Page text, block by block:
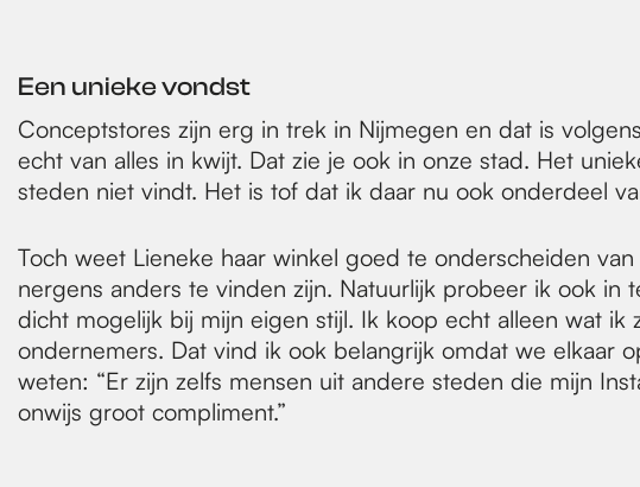
Een unieke vondst
Conceptstores zijn erg in trek in Nijmegen en dat is
echt van alles in kwijt. Dat zie je ook in onze stad. Het
steden niet vindt. Het is tof dat ik daar nu ook onderdeel
Toch weet Lieneke haar winkel goed te onderscheiden
nergens anders te vinden zijn. Natuurlijk probeer ik ook
dicht mogelijk bij mijn eigen stijl. Ik koop echt alleen wat
ondernemers. Dat vind ik ook belangrijk omdat we elkaar
weten: “Er zijn zelfs mensen uit andere steden die mijn
onwijs groot compliment.”